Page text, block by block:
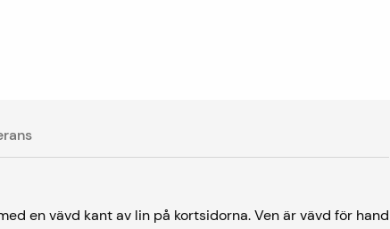
en vävd kant av lin på kortsidorna. Ven är vävd för hand